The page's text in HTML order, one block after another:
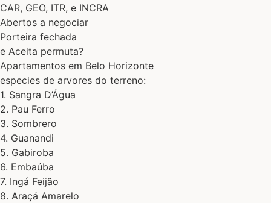
CAR, GEO, ITR, e INCRA
Abertos a negociar
Porteira fechada
e Aceita permuta?
Apartamentos em Belo Horizonte
especies de arvores do terreno:
1. Sangra D’Água
2. Pau Ferro
3. Sombrero
4. Guanandi
5. Gabiroba
6. Embaúba
7. Ingá Feijão
8. Araçá Amarelo